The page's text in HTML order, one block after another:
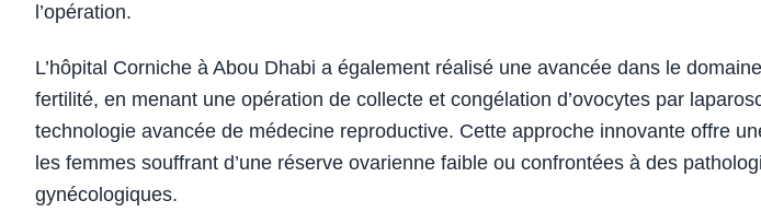
l’opération.
L’hôpital Corniche à Abou Dhabi a également réalisé une avancée dans le
fertilité, en menant une opération de collecte et congélation d’ovocytes par
technologie avancée de médecine reproductive. Cette approche innovante offre
les femmes souffrant d’une réserve ovarienne faible ou confrontées à des
gynécologiques.